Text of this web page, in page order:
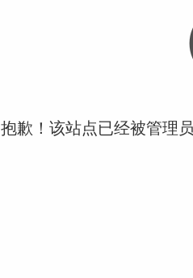
抱歉！该站点已经被管理